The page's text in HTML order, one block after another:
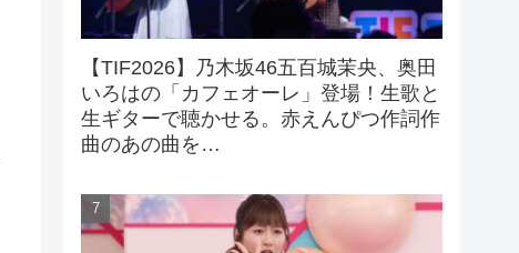
【TIF2026】乃木坂46五百城茉央、奥田
いろはの「カフェオーレ」登場！生歌と
生ギターで聴かせる。赤えんぴつ作詞作
曲のあの曲を…